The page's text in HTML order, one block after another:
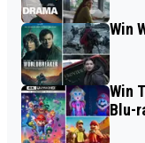
Win
Win
Blu-